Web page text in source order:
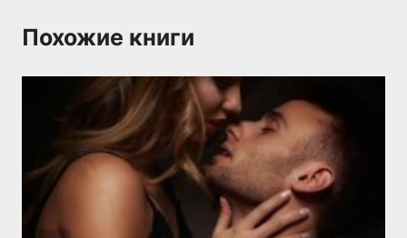
Похожие книги